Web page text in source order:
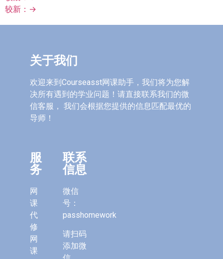
较新： →
关于我们
欢迎来到Courseasst网课助手，我们将为您解
决所有遇到的学业问题！请直接联系我们的微
信客服， 我们会根据您提供的信息匹配最优的
导师！
服
务
网
课
代
修
网
课
联系
信息
微信
号：
passhomework
请扫码
添加微